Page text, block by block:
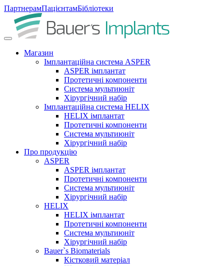
ПартнерамПацієнтамБібліотеки
Магазин
Імплантаційна система ASPER
ASPER імплантат
Протетичні компоненти
Система мультиюніт
Хірургічний набір
Імплантаційна система HELIX
HELIX імплантат
Протетичні компоненти
Система мультиюніт
Хірургічний набір
Про продукцію
ASPER
ASPER імплантат
Протетичні компоненти
Система мультиюніт
Хірургічний набір
HELIX
HELIX імплантат
Протетичні компоненти
Система мультиюніт
Хірургічний набір
Bauer`s Biomaterials
Кістковий матеріал